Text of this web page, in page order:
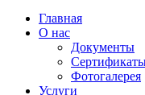
Главная
О нас
Документы
Фотогалерея
Услуги